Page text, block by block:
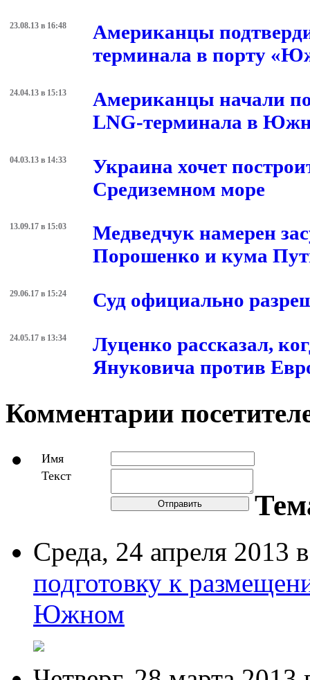
23.08.13 в 16:48
Американцы
терминала в порту
24.04.13 в 15:13
Американцы начали
LNG-терминала в
04.03.13 в 14:33
Украина хочет
Средиземном море
13.09.17 в 15:03
Медведчук намерен
Порошенко и кума
29.06.17 в 15:24 Суд официально
24.05.17 в 13:34
Луценко рассказал,
Януковича против
Комментарии
Имя
Текст
Отправить
Среда, 24 апреля 2013
подготовку к
Южном